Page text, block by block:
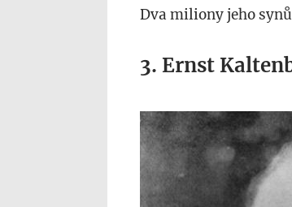
Dva miliony jeho
3. Ernst
nor2.jpg